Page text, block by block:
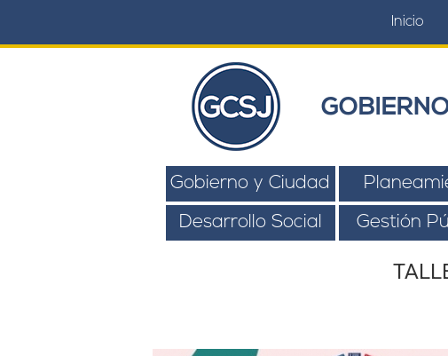
Inicio
Gobierno y Ciudad
Desarrollo Social Gestión